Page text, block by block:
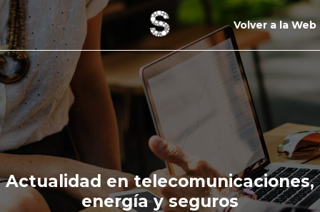
Volver a la Web
Actualidad en telecomunicaciones,
energía y seguros